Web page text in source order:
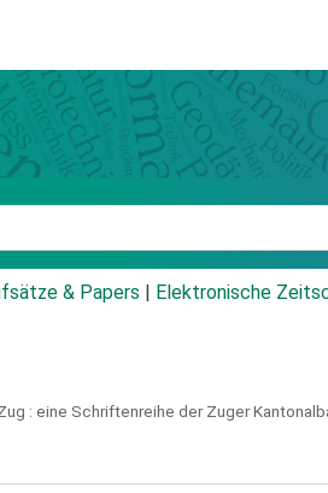
& Papers Elektronische
: eine Schriftenreihe der Zuger